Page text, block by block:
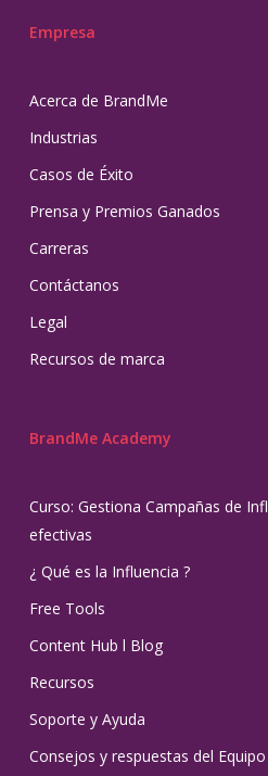
Empresa
Acerca de BrandMe
Industrias
Casos de Éxito
Prensa y Premios Ganados
Carreras
Contáctanos
Legal
Recursos de marca
BrandMe Academy
Curso: Gestiona Campañas de
efectivas
¿ Qué es la Influencia ?
Free Tools
Content Hub l Blog
Recursos
Soporte y Ayuda
Consejos y respuestas del